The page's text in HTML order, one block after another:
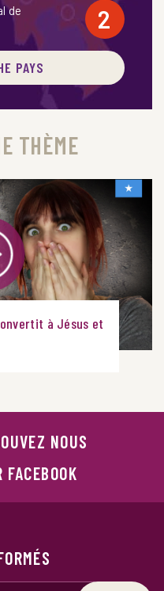
de
2
PAYS
THÈME
à Jésus et
NOUS
FACEBOOK